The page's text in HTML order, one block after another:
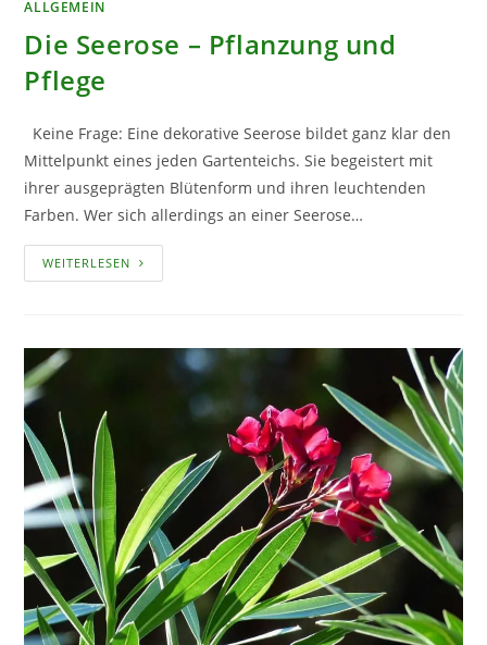
ALLGEMEIN
Die Seerose – Pflanzung und
Pflege
Keine Frage: Eine dekorative Seerose bildet ganz klar den
Mittelpunkt eines jeden Gartenteichs. Sie begeistert mit
ihrer ausgeprägten Blütenform und ihren leuchtenden
Farben. Wer sich allerdings an einer Seerose…
WEITERLESEN DIE
SEEROSE